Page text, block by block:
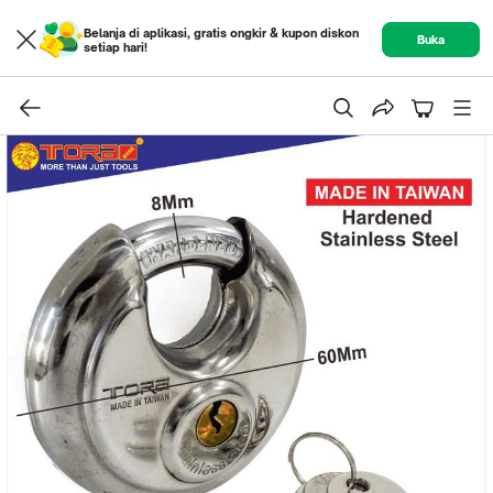
Belanja di aplikasi, gratis ongkir & kupon diskon
setiap hari!
Buka